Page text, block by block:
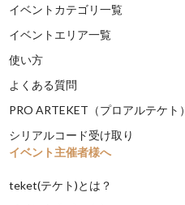
イベントカテゴリ一覧
イベントエリア一覧
使い方
よくある質問
PRO ARTEKET（プロアルテケト）
シリアルコード受け取り
イベント主催者様へ
teket(テケト)とは？